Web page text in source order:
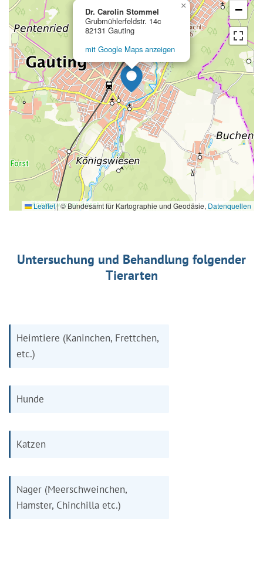
Dr. Carolin Stommel
Grubmühlerfeldstr. 14c
82131 Gauting
mit Google Maps anzeigen
×
−
Leaflet|© Bundesamt für Kartographie und Geodäsie, Datenquellen
Untersuchung und Behandlung folgender
Tierarten
Heimtiere (Kaninchen, Frettchen,
etc.)
Hunde
Katzen
Nager (Meerschweinchen,
Hamster, Chinchilla etc.)